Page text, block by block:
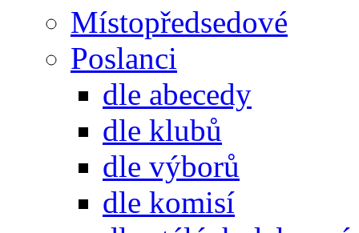
Místopředsedové
Poslanci
dle abecedy
dle klubů
dle výborů
dle komisí